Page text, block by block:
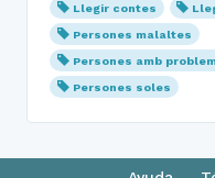
Llegir contes
Persones malaltes
Persones amb
Persones soles